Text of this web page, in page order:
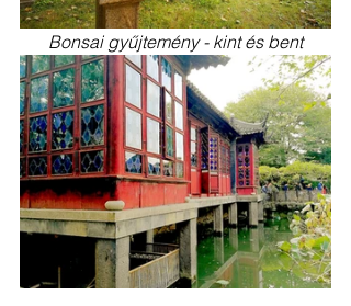
Bonsai gyűjtemény - kint és bent